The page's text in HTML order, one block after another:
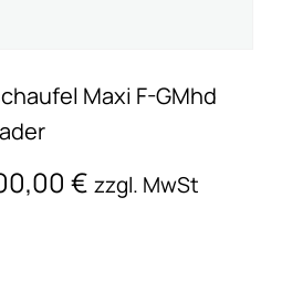
Maxi F-GMhd
€ zzgl. MwSt